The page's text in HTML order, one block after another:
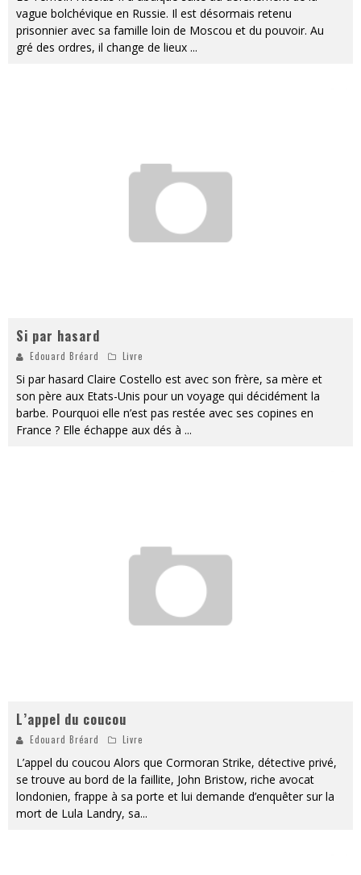
vague bolchévique en Russie. Il est désormais retenu
prisonnier avec sa famille loin de Moscou et du pouvoir. Au
gré des ordres, il change de lieux ...
Si par hasard
Edouard Bréard Livre
Si par hasard Claire Costello est avec son frère, sa mère et
son père aux Etats-Unis pour un voyage qui décidément la
barbe. Pourquoi elle n’est pas restée avec ses copines en
France ? Elle échappe aux dés à ...
L’appel du coucou
Edouard Bréard Livre
L’appel du coucou Alors que Cormoran Strike, détective privé,
se trouve au bord de la faillite, John Bristow, riche avocat
londonien, frappe à sa porte et lui demande d’enquêter sur la
mort de Lula Landry, sa...